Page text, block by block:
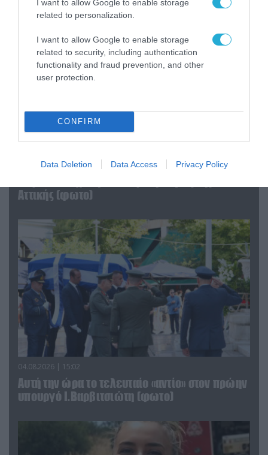
I want to allow Google to enable storage
related to personalization.
I want to allow Google to enable storage
related to security, including authentication
functionality and fraud prevention, and other
user protection.
CONFIRM
Data Deletion Data Access Privacy Policy
«Οι εντελώς αθώοι»: Η ανάρτηση του Αρκά για
Αττικής (φωτο)
04.08.2026 | 15:02
Αυτή την ώρα το τελευταίο «αντίο» στον πρώην
υπουργό Ι.Βαρβιτσιώτη (φωτο)